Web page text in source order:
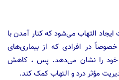
ایجاد التهاب می‌شود که کنار آمدن با
در افرادی که از بیماری‌های
خود را نشان می‌دهد. پس ، کاهش
مؤثر درد و التهاب کمک کند.